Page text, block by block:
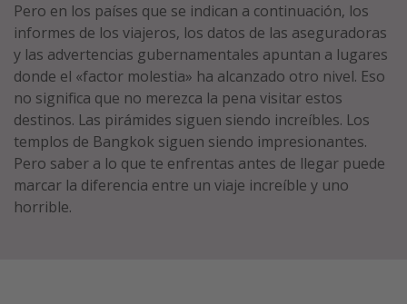
Glamping
Viajes en tren
Viajar sola como mujer
Ofertas para Vacaciones Activas
Viajes en familia
Vacaciones de Playa
Viajes para singles
Escapadas románticas
Pero en los países que se indican a continuación, los
informes de los viajeros, los datos de las aseguradoras
y las advertencias gubernamentales apuntan a lugares
donde el «factor molestia» ha alcanzado otro nivel. Eso
no significa que no merezca la pena visitar estos
destinos. Las pirámides siguen siendo increíbles. Los
templos de Bangkok siguen siendo impresionantes.
Pero saber a lo que te enfrentas antes de llegar puede
marcar la diferencia entre un viaje increíble y uno
horrible.